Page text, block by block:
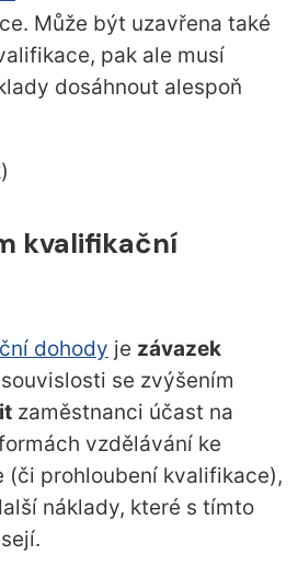
Může být uzavřena také
pak ale musí
dosáhnout alespoň
kvalifikační
dohody je závazek
se zvýšením
zaměstnanci účast na
vzdělávání ke
(či prohloubení kvalifikace),
náklady, které s tímto